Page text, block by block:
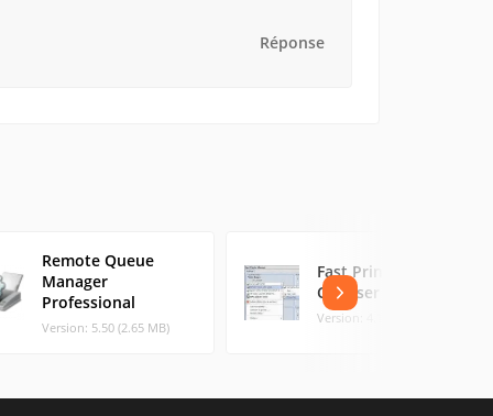
Réponse
Remote Queue
Manager
Professional
Version: 5.50 (2.65 MB)
Fast Printer
Chooser
Version: 4.1 (0.69 MB)